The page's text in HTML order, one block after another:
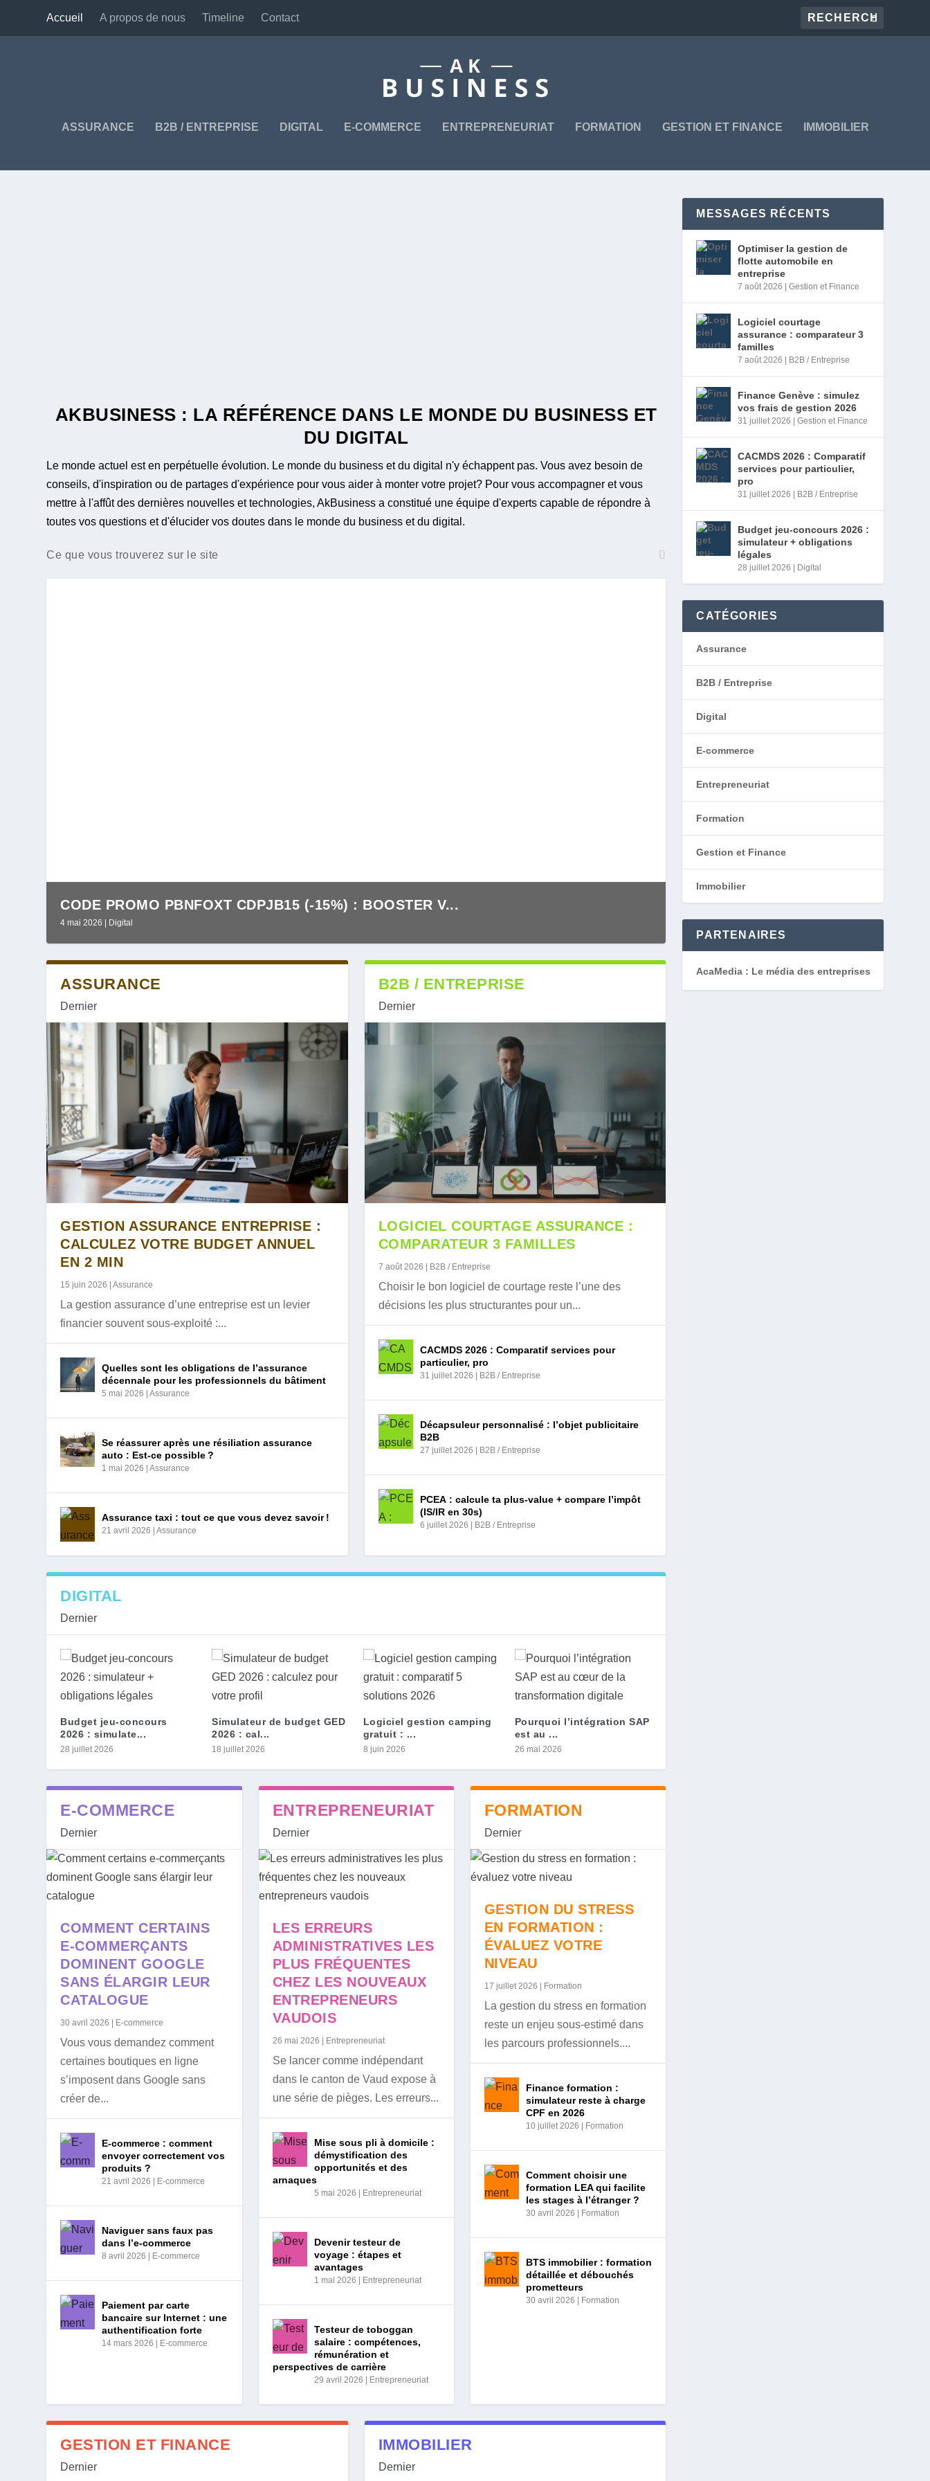
Accueil A propos de nous Timeline Contact
ASSURANCE B2B / ENTREPRISE DIGITAL E-COMMERCE ENTREPRENEURIAT FORMATION GESTION ET FINANCE IMMOBILIER
AKBUSINESS : LA RÉFÉRENCE DANS LE MONDE DU BUSINESS ET
DU DIGITAL
Le monde actuel est en perpétuelle évolution. Le monde du business et du digital n'y échappent pas. Vous avez besoin de
conseils, d'inspiration ou de partages d'expérience pour vous aider à monter votre projet? Pour vous accompagner et vous
mettre à l'affût des dernières nouvelles et technologies, AkBusiness a constitué une équipe d'experts capable de répondre à
toutes vos questions et d'élucider vos doutes dans le monde du business et du digital.
Ce que vous trouverez sur le site
CODE PROMO PBNFOXT CDPJB15 (-15%) : BOOSTER V...
4 mai 2026 | Digital
URBANWEB : LE SERVICE D’AUTHENTIFICATION DE LA RAT...
13 avril 2026 |Digital
QU’EST-CE QUE L’OFFRE LBP ACCESS 24 DE LA BANQUE P...
8 avril 2026| Gestion et Finance
SIGNATURE ÉLECTRONIQUE SIGNATURIT : SÉCURISER...
25 mars 2026 |B2B / Entreprise
AGRIAFFAIRE : UNE PLATEFORME DÉDIÉE À L’UNIVERS AG...
5 mars 2026 |B2B / Entreprise
MYFONCIA : L’APPLICATION QUI SIMPLIFIE LA GESTION ...
23 février 2026|Immobilier
CODE PROMO SPEEDY INDEX : OBTENEZ 200 LIENS P...
5 juillet 2025 |Digital
BIBLIO INSERM : LA BIBLIOTHÈQUE NUMÉRIQUE DE L’INS...
30 juin 2025 |Digital
DÉCOUVREZ COMMENT LE PORTAIL MÉTIER DE ROUEN PEUT ...
30 juin 2025 |Formation
HORAIRES DE LIVRAISON COLISSIMO : CONNAÎTRE L...
30 juin 2025 |E-commerce
GG TRAD : L’OUTIL DE TRADUCTION PAR EXCELLENC...
29 juin 2025 |Digital
ASSURANCE
Dernier
GESTION ASSURANCE ENTREPRISE :
CALCULEZ VOTRE BUDGET ANNUEL
EN 2 MIN
15 juin 2026 |Assurance
La gestion assurance d’une entreprise est un levier
financier souvent sous-exploité :...
Quelles sont les obligations de l’assurance
décennale pour les professionnels du bâtiment
5 mai 2026 |Assurance
Se réassurer après une résiliation assurance
auto : Est-ce possible ?
1 mai 2026 |Assurance
Assurance taxi : tout ce que vous devez savoir !
21 avril 2026 |Assurance
B2B / ENTREPRISE
Dernier
LOGICIEL COURTAGE ASSURANCE :
COMPARATEUR 3 FAMILLES
7 août 2026 B2B / Entreprise
Choisir le bon logiciel de courtage reste l’une des
décisions les plus structurantes pour un...
CACMDS 2026 : Comparatif services pour
particulier, pro
31 juillet 2026 B2B / Entreprise
Décapsuleur personnalisé : l’objet publicitaire
B2B
27 juillet 2026 B2B / Entreprise
PCEA : calcule ta plus-value + compare l’impôt
(IS/IR en 30s)
6 juillet 2026 B2B / Entreprise
DIGITAL
Dernier
Budget jeu-concours
2026 : simulate...
28 juillet 2026
Simulateur de budget GED
2026 : cal...
18 juillet 2026
Logiciel gestion camping
gratuit : ...
8 juin 2026
Pourquoi l’intégration SAP
est au ...
26 mai 2026
E-COMMERCE
Dernier
COMMENT CERTAINS
E-COMMERÇANTS
DOMINENT GOOGLE
SANS ÉLARGIR LEUR
CATALOGUE
30 avril 2026 E-commerce
Vous vous demandez comment
certaines boutiques en ligne
s’imposent dans Google sans
créer de...
E-commerce : comment
envoyer correctement vos
produits ?
21 avril 2026 E-commerce
Naviguer sans faux pas
dans l’e-commerce
8 avril 2026 E-commerce
Paiement par carte
bancaire sur Internet : une
authentification forte
14 mars 2026 E-commerce
ENTREPRENEURIAT
Dernier
LES ERREURS
ADMINISTRATIVES LES
PLUS FRÉQUENTES
CHEZ LES NOUVEAUX
ENTREPRENEURS
VAUDOIS
26 mai 2026 Entrepreneuriat
Se lancer comme indépendant
dans le canton de Vaud expose à
une série de pièges. Les erreurs...
Mise sous pli à domicile :
démystification des
opportunités et des
arnaques
5 mai 2026 Entrepreneuriat
Devenir testeur de
voyage : étapes et
avantages
1 mai 2026 Entrepreneuriat
Testeur de toboggan
salaire : compétences,
rémunération et
perspectives de carrière
29 avril 2026 Entrepreneuriat
FORMATION
Dernier
GESTION DU STRESS
EN FORMATION :
ÉVALUEZ VOTRE
NIVEAU
17 juillet 2026 Formation
La gestion du stress en formation
reste un enjeu sous-estimé dans
les parcours professionnels....
Finance formation :
simulateur reste à charge
CPF en 2026
10 juillet 2026 Formation
Comment choisir une
formation LEA qui facilite
les stages à l’étranger ?
30 avril 2026 Formation
BTS immobilier : formation
détaillée et débouchés
prometteurs
30 avril 2026 Formation
GESTION ET FINANCE
Dernier
IMMOBILIER
Dernier
MESSAGES RÉCENTS
Optimiser la gestion de
flotte automobile en
entreprise
7 août 2026 |Gestion et Finance
Logiciel courtage
assurance : comparateur 3
familles
7 août 2026 B2B / Entreprise
Finance Genève : simulez
vos frais de gestion 2026
31 juillet 2026 |Gestion et Finance
CACMDS 2026 : Comparatif
services pour particulier,
pro
31 juillet 2026 B2B / Entreprise
Budget jeu-concours 2026 :
simulateur + obligations
légales
28 juillet 2026 Digital
CATÉGORIES
Assurance
B2B / Entreprise
Digital
E-commerce
Entrepreneuriat
Formation
Gestion et Finance
Immobilier
PARTENAIRES
AcaMedia : Le média des entreprises